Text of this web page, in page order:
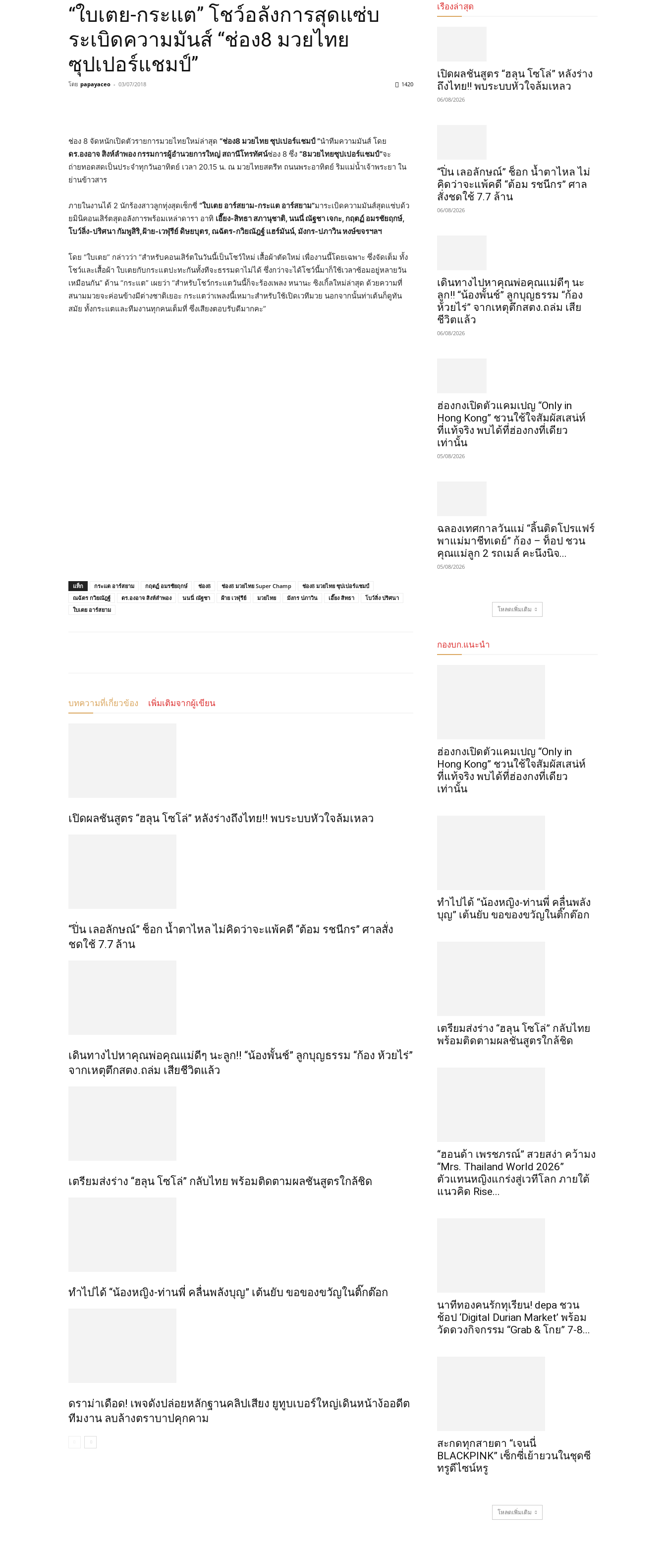
“ใบเตย-กระแต” โชว์อลังการสุดแซ่บ
ระเบิดความมันส์ “ช่อง8 มวยไทย
ซุปเปอร์แชมป์”
โดย papayaceo - 03/07/2018 1420
ช่อง 8 จัดหนักเปิดตัวรายการมวยไทยใหม่ล่าสุด “ช่อง8 มวยไทย ซุปเปอร์แชมป์ ”นำทีมความมันส์ โดย
ดร.องอาจ สิงห์ลำพอง กรรมการผู้อำนวยการใหญ่ สถานีโทรทัศน์ช่อง 8 ซึ่ง “8มวยไทยซุปเปอร์แชมป์”จะ
ถ่ายทอดสดเป็นประจำทุกวันอาทิตย์ เวลา 20.15 น. ณ มวยไทยสตรีท ถนนพระอาทิตย์ ริมแม่น้ำเจ้าพระยา ใน
ย่านข้าวสาร
ภายในงานได้ 2 นักร้องสาวลูกทุ่งสุดเซ็กซี่ “ใบเตย อาร์สยาม-กระแต อาร์สยาม”มาระเบิดความมันส์สุดแซ่บด้ว
ยมินิคอนเสิร์ตสุดอลังการพร้อมเหล่าดารา อาทิ เอี๊ยง-สิทธา สภานุชาติ, นนนี่ ณัฐชา เจกะ, กฤตฏ์ อมรชัยฤกษ์,
โบว์ลิ่ง-ปริศนา กัมพูสิริ,ฝ้าย-เวฬุรีย์ ดิษยบุตร, ณฉัตร-กวิยณัฎฐ์ แฮร์มันน์, มังกร-ปภาวิน หงษ์ขจรฯลฯ
โดย “ใบเตย” กล่าวว่า “สำหรับคอนเสิร์ตในวันนี้เป็นโชว์ใหม่ เสื้อผ้าตัดใหม่ เพื่องานนี้โดยเฉพาะ ซึ่งจัดเต็ม ทั้ง
โชว์และเสื้อผ้า ใบเตยกับกระแตปะทะกันทั้งทีจะธรรมดาไม่ได้ ซึ่งกว่าจะได้โชว์นี้มาก็ใช้เวลาซ้อมอยู่หลายวัน
เหมือนกัน” ด้าน “กระแต” เผยว่า “สำหรับโชว์กระแตวันนี้ก็จะร้องเพลง หนานะ ซิงเกิ้ลใหม่ล่าสุด ด้วยความที่
สนามมวยจะค่อนข้างมีต่างชาติเยอะ กระแตว่าเพลงนี้เหมาะสำหรับใช้เปิดเวทีมวย นอกจากนั้นท่าเต้นก็ดูทัน
สมัย ทั้งกระแตและทีมงานทุกคนเต็มที่ ซึ่งเสียงตอบรับดีมากคะ”
แท็ก กระแต อาร์สยาม กฤตฏ์ อมรชัยฤกษ์ ช่อง8 ช่อง8 มวยไทย Super Champ
ช่อง8 มวยไทย ซุปเปอร์แชมป์
ณฉัตร กวิยณัฎฐ์
ดร.องอาจ สิงห์ลำพอง นนนี่ ณัฐชา ฝ้าย เวฬุรีย์ มวยไทย มังกร ปภาวิน เอี๊ยง สิทธา
โบว์ลิ่ง ปริศนา
ใบเตย อาร์สยาม
บทความที่เกี่ยวข้อง เพิ่มเติมจากผู้เขียน
เปิดผลชันสูตร “ฮลุน โซโล่” หลังร่างถึงไทย!! พบระบบหัวใจล้มเหลว
“ปิ่น เลอลักษณ์” ช็อก น้ำตาไหล ไม่คิดว่าจะแพ้คดี “ต้อม รชนีกร” ศาลสั่ง
ชดใช้ 7.7 ล้าน
เดินทางไปหาคุณพ่อคุณแม่ดีๆ นะลูก!! “น้องพั้นช์” ลูกบุญธรรม “ก้อง ห้วยไร่”
จากเหตุตึกสตง.ถล่ม เสียชีวิตแล้ว
เตรียมส่งร่าง “ฮลุน โซโล่” กลับไทย พร้อมติดตามผลชันสูตรใกล้ชิด
ทำไปได้ “น้องหญิง-ท่านพี่ คลื่นพลังบุญ” เต้นยับ ขอของขวัญในติ๊กต๊อก
ดราม่าเดือด! เพจดังปล่อยหลักฐานคลิปเสียง ยูทูบเบอร์ใหญ่เดินหน้าง้ออดีต
ทีมงาน ลบล้างตราบาปคุกคาม
เรื่องล่าสุด
เปิดผลชันสูตร “ฮลุน โซโล่” หลังร่าง
ถึงไทย!! พบระบบหัวใจล้มเหลว
06/08/2026
“ปิ่น เลอลักษณ์” ช็อก น้ำตาไหล ไม่
คิดว่าจะแพ้คดี “ต้อม รชนีกร” ศาล
สั่งชดใช้ 7.7 ล้าน
06/08/2026
เดินทางไปหาคุณพ่อคุณแม่ดีๆ นะ
ลูก!! “น้องพั้นช์” ลูกบุญธรรม “ก้อง
ห้วยไร่” จากเหตุตึกสตง.ถล่ม เสีย
ชีวิตแล้ว
06/08/2026
ฮ่องกงเปิดตัวแคมเปญ “Only in
Hong Kong” ชวนใช้ใจสัมผัสเสน่ห์
ที่แท้จริง พบได้ที่ฮ่องกงที่เดียว
เท่านั้น
05/08/2026
ฉลองเทศกาลวันแม่ “ลิ้นติดโปรแฟร์
พาแม่มาชีทเดย์” ก้อง – ท็อป ชวน
คุณแม่ลูก 2 รถเมล์ คะนึงนิจ...
05/08/2026
โหลดเพิ่มเติม
กองบก.แนะนำ
ฮ่องกงเปิดตัวแคมเปญ “Only in
Hong Kong” ชวนใช้ใจสัมผัสเสน่ห์
ที่แท้จริง พบได้ที่ฮ่องกงที่เดียว
เท่านั้น
ทำไปได้ “น้องหญิง-ท่านพี่ คลื่นพลัง
บุญ” เต้นยับ ขอของขวัญในติ๊กต๊อก
เตรียมส่งร่าง “ฮลุน โซโล่” กลับไทย
พร้อมติดตามผลชันสูตรใกล้ชิด
“ฮอนด้า เพรชภรณ์” สวยสง่า คว้ามง
“Mrs. Thailand World 2026”
ตัวแทนหญิงแกร่งสู่เวทีโลก ภายใต้
แนวคิด Rise...
นาทีทองคนรักทุเรียน! depa ชวน
ช้อป ‘Digital Durian Market’ พร้อม
วัดดวงกิจกรรม “Grab & โกย” 7-8...
สะกดทุกสายตา “เจนนี่
BLACKPINK” เซ็กซี่เย้ายวนในชุดซี
ทรูดีไซน์หรู
โหลดเพิ่มเติม